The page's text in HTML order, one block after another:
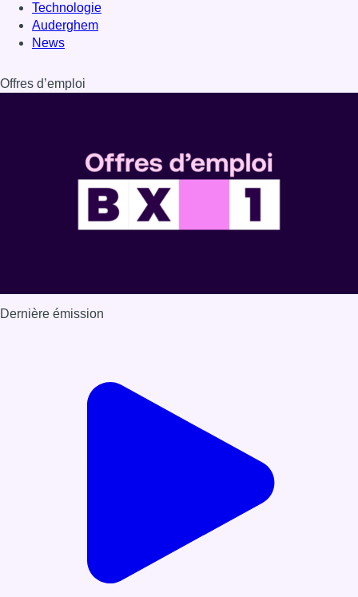
Technologie
Auderghem
News
Offres d’emploi
Dernière émission